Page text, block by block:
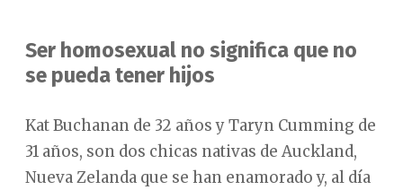
Ser homosexual no significa que no
se pueda tener hijos
Kat Buchanan de 32 años y Taryn Cumming de
31 años, son dos chicas nativas de Auckland,
Nueva Zelanda que se han enamorado y, al día